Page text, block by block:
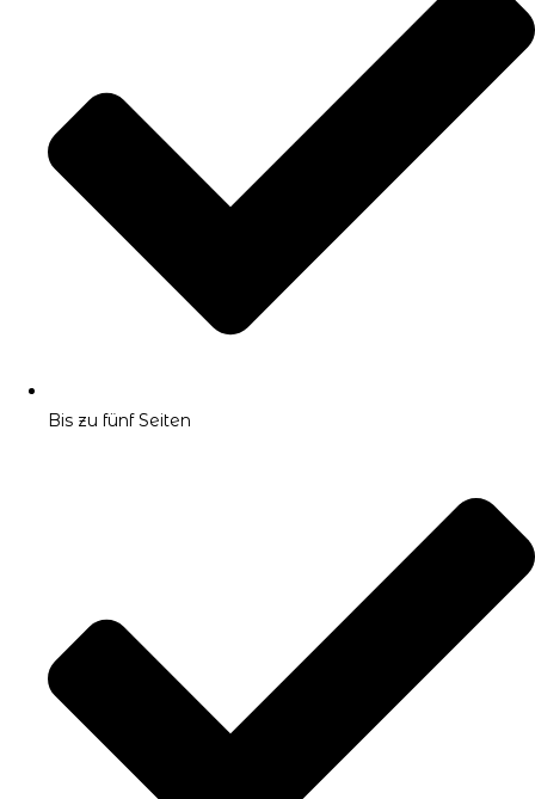
Bis zu fünf Seiten